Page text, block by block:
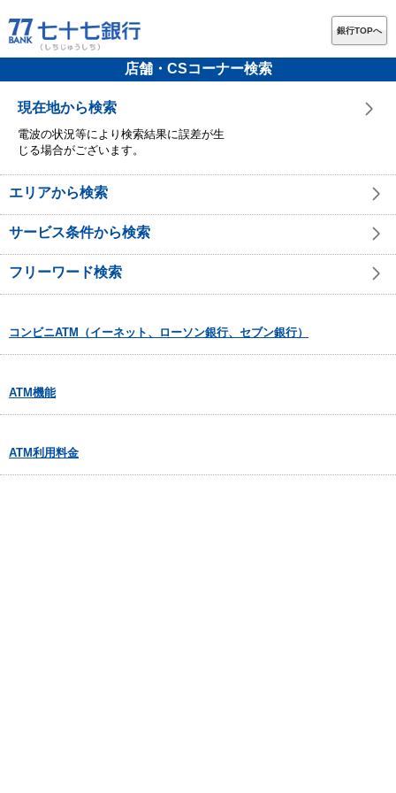
銀行TOPへ
店舗・CSコーナー検索
現在地から検索
電波の状況等により検索結果に誤差が生
じる場合がございます。
エリアから検索
サービス条件から検索
フリーワード検索
コンビニATM（イーネット、ローソン銀行、セブン銀行）
ATM機能
ATM利用料金